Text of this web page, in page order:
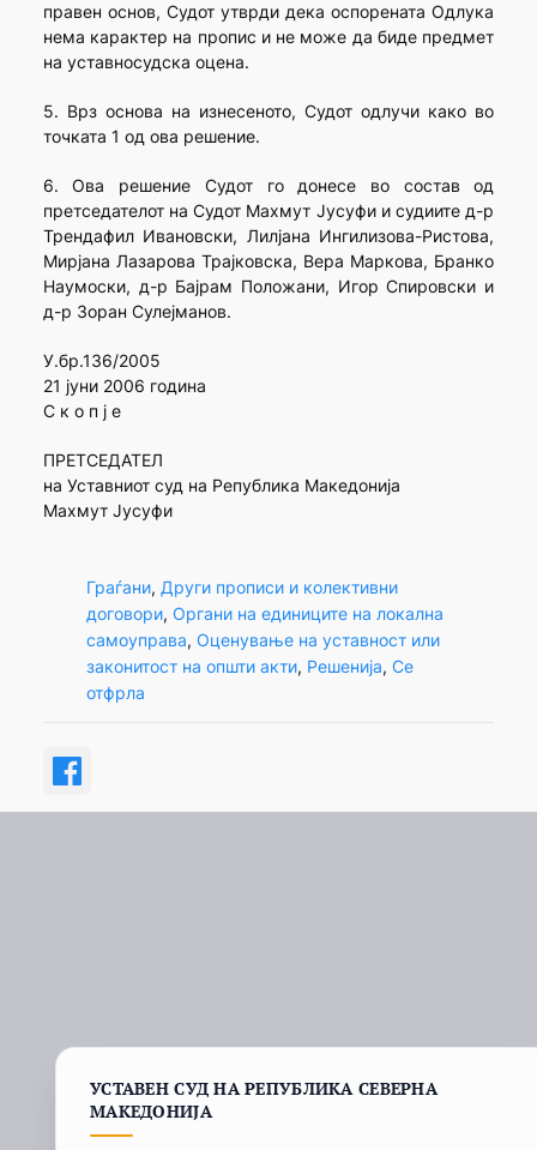
правен основ, Судот утврди дека оспорената Одлука
нема карактер на пропис и не може да биде предмет
на уставносудска оцена.
5. Врз основа на изнесеното, Судот одлучи како во
точката 1 од ова решение.
6. Ова решение Судот го донесе во состав од
претседателот на Судот Махмут Јусуфи и судиите д-р
Трендафил Ивановски, Лилјана Ингилизова-Ристова,
Мирјана Лазарова Трајковска, Вера Маркова, Бранко
Наумоски, д-р Бајрам Положани, Игор Спировски и
д-р Зоран Сулејманов.
У.бр.136/2005
21 јуни 2006 година
С к о п ј е
ПРЕТСЕДАТЕЛ
на Уставниот суд на Република Македонија
Махмут Јусуфи
Граѓани, Други прописи и колективни
договори, Органи на единиците на локална
самоуправа, Оценување на уставност или
законитост на општи акти, Решенија, Се
отфрла
УСТАВЕН СУД НА РЕПУБЛИКА СЕВЕРНА
МАКЕДОНИЈА